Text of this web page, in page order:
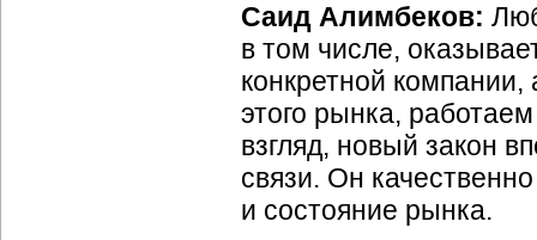
Саид Алимбеков:
в том числе,
конкретной
этого рынка,
взгляд, новый закон
связи. Он
и состояние рынка.